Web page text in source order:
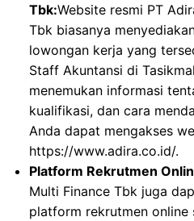
Tbk:Website resmi PT
Tbk biasanya
lowongan kerja yang
Staff Akuntansi di
menemukan informasi
kualifikasi, dan cara
Anda dapat mengakses
https://www.adira.co.id/.
Platform Rekrutmen
Multi Finance Tbk juga
platform rekrutmen